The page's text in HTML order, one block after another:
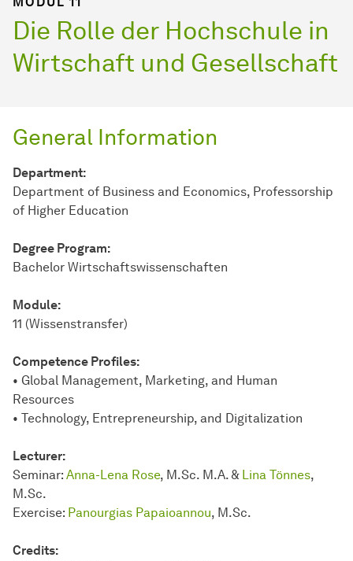
Die Rolle der Hochschule in
Wirtschaft und Gesellschaft
General Information
Department:
Department of Business and Economics, Professorship
of Higher Education
Degree Program:
Bachelor Wirtschaftswissenschaften
Module:
11 (Wissenstransfer)
Competence Profiles:
• Global Management, Marketing, and Human
Resources
• Technology, Entrepreneurship, and Digitalization
Lecturer:
Seminar: Anna-Lena Rose, M.Sc. M.A. & Lina Tönnes,
M.Sc.
Exercise: Panourgias Papaioannou, M.Sc.
Credits: